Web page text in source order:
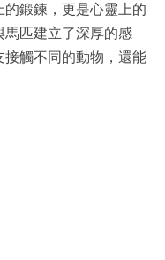
鍛鍊，更是心靈上的
馬匹建立了深厚的感
觸不同的動物，還能